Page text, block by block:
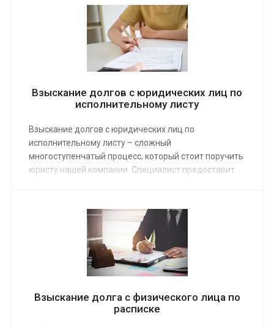
адвоката по семейным делам от 4 000 руб.
Взыскание долгов с юридических лиц по
исполнительному листу
Взыскание долгов с юридических лиц по
исполнительному листу – сложный
многоступенчатый процесс, который стоит поручить
юристу нашей компании. Специалист предоставит
консультации воспользуйтесь связью через сайт.
Взыскание долга с физического лица по
расписке